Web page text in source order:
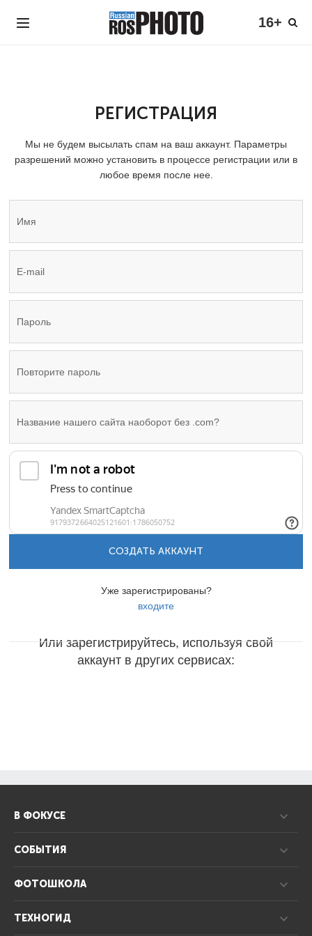
16+
РЕГИСТРАЦИЯ
Мы не будем высылать спам на ваш аккаунт. Параметры
разрешений можно установить в процессе регистрации или в
любое время после нее.
СОЗДАТЬ АККАУНТ
Уже зарегистрированы?
входите
Или зарегистрируйтесь, используя свой
аккаунт в других сервисах:
В ФОКУСЕ
СОБЫТИЯ
ФОТОШКОЛА
ТЕХНОГИД